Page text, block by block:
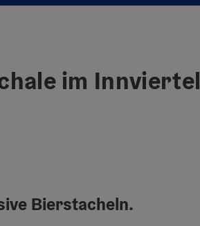
im Innviertel
Bierstacheln.